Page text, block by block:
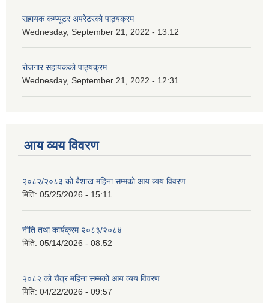
सहायक कम्प्यूटर अपरेटरको पाठ्यक्रम
Wednesday, September 21, 2022 - 13:12
रोजगार सहायकको पाठ्यक्रम
Wednesday, September 21, 2022 - 12:31
आय व्यय विवरण
२०८२/२०८३ को बैशाख महिना सम्मको आय व्यय विवरण
मिति: 05/25/2026 - 15:11
नीति तथा कार्यक्रम २०८३/२०८४
मिति: 05/14/2026 - 08:52
२०८२ को चैत्र महिना सम्मको आय व्यय विवरण
मिति: 04/22/2026 - 09:57